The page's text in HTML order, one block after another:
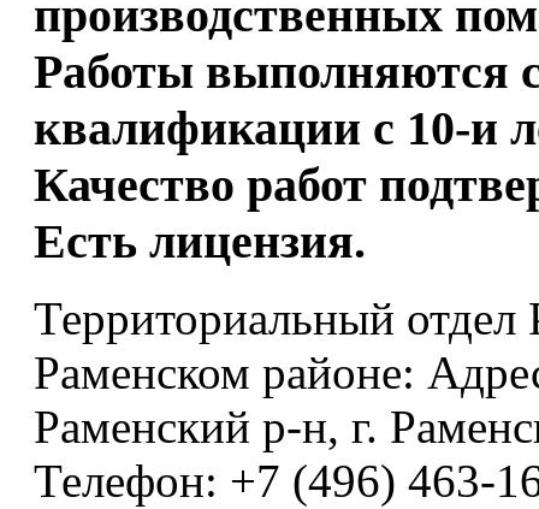
производственных
Работы выполняются
квалификации с 10-и
Качество работ
Есть лицензия.
Территориальный отдел
Раменском районе:
Раменский р-н, г.
Телефон: +7 (496) 463-